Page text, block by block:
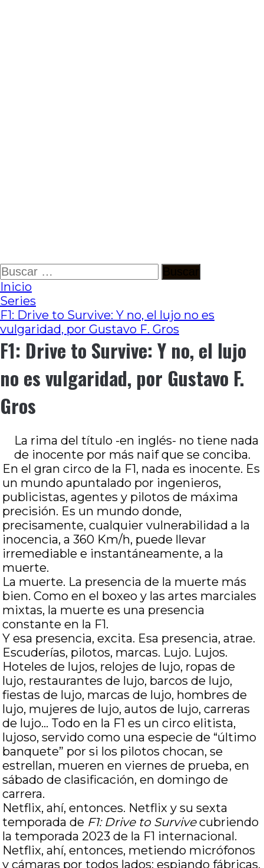
Ir
al
contenido
Buscar:
Inicio
Series
F1: Drive to Survive: Y no, el lujo no es
vulgaridad, por Gustavo F. Gros
F1: Drive to Survive: Y no, el lujo
no es vulgaridad, por Gustavo F.
Gros
La rima del título -en inglés- no tiene nada
de inocente por más naif que se conciba.
En el gran circo de la F1, nada es inocente. Es
un mundo apuntalado por ingenieros,
publicistas, agentes y pilotos de máxima
precisión. Es un mundo donde,
precisamente, cualquier vulnerabilidad a la
inocencia, a 360 Km/h, puede llevar
irremediable e instantáneamente, a la
muerte.
La muerte. La presencia de la muerte más
bien. Como en el boxeo y las artes marciales
mixtas, la muerte es una presencia
constante en la F1.
Y esa presencia, excita. Esa presencia, atrae.
Escuderías, pilotos, marcas. Lujo. Lujos.
Hoteles de lujos, relojes de lujo, ropas de
lujo, restaurantes de lujo, barcos de lujo,
fiestas de lujo, marcas de lujo, hombres de
lujo, mujeres de lujo, autos de lujo, carreras
de lujo… Todo en la F1 es un circo elitista,
lujoso, servido como una especie de “último
banquete” por si los pilotos chocan, se
estrellan, mueren en viernes de prueba, en
sábado de clasificación, en domingo de
carrera.
Netflix, ahí, entonces. Netflix y su sexta
temporada de F1: Drive to Survivecubriendo
la temporada 2023 de la F1 internacional.
Netflix, ahí, entonces, metiendo micrófonos
y cámaras por todos lados; espiando fábricas,